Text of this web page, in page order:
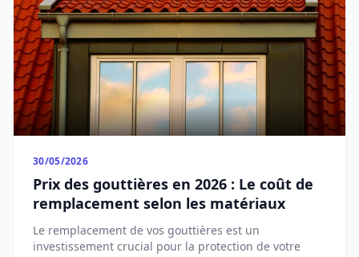
30/05/2026
Prix des gouttières en 2026 : Le coût de
remplacement selon les matériaux
Le remplacement de vos gouttières est un
investissement crucial pour la protection de votre